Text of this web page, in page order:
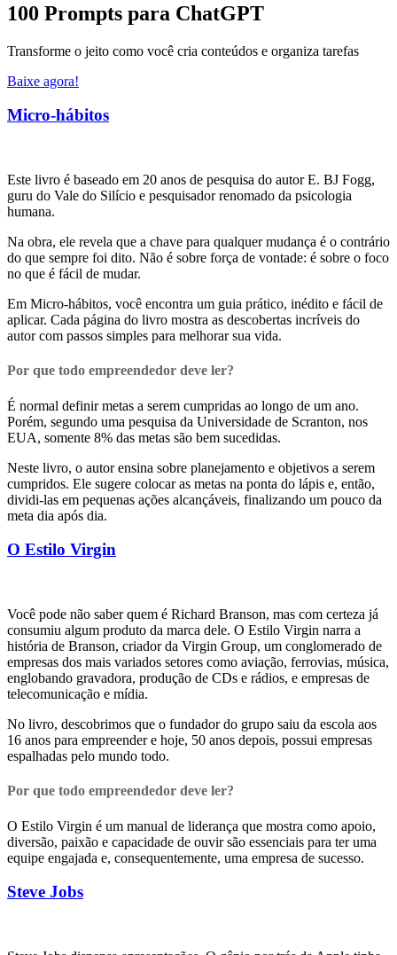
100 Prompts para ChatGPT
Transforme o jeito como você cria conteúdos e organiza tarefas
Baixe agora!
Micro-hábitos
Este livro é baseado em 20 anos de pesquisa do autor E. BJ Fogg,
guru do Vale do Silício e pesquisador renomado da psicologia
humana.
Na obra, ele revela que a chave para qualquer mudança é o contrário
do que sempre foi dito. Não é sobre força de vontade: é sobre o foco
no que é fácil de mudar.
Em Micro-hábitos, você encontra um guia prático, inédito e fácil de
aplicar. Cada página do livro mostra as descobertas incríveis do
autor com passos simples para melhorar sua vida.
Por que todo empreendedor deve ler?
É normal definir metas a serem cumpridas ao longo de um ano.
Porém, segundo uma pesquisa da Universidade de Scranton, nos
EUA, somente 8% das metas são bem sucedidas.
Neste livro, o autor ensina sobre planejamento e objetivos a serem
cumpridos. Ele sugere colocar as metas na ponta do lápis e, então,
dividi-las em pequenas ações alcançáveis, finalizando um pouco da
meta dia após dia.
O Estilo Virgin
Você pode não saber quem é Richard Branson, mas com certeza já
consumiu algum produto da marca dele. O Estilo Virgin narra a
história de Branson, criador da Virgin Group, um conglomerado de
empresas dos mais variados setores como aviação, ferrovias, música,
englobando gravadora, produção de CDs e rádios, e empresas de
telecomunicação e mídia.
No livro, descobrimos que o fundador do grupo saiu da escola aos
16 anos para empreender e hoje, 50 anos depois, possui empresas
espalhadas pelo mundo todo.
Por que todo empreendedor deve ler?
O Estilo Virgin é um manual de liderança que mostra como apoio,
diversão, paixão e capacidade de ouvir são essenciais para ter uma
equipe engajada e, consequentemente, uma empresa de sucesso.
Steve Jobs